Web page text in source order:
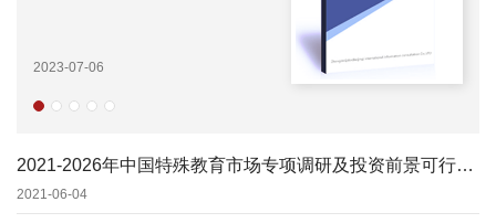
2023-07-06
2021-2026年中国特殊教育市场专项调研及投资前景可行性预测报告
2021-06-04